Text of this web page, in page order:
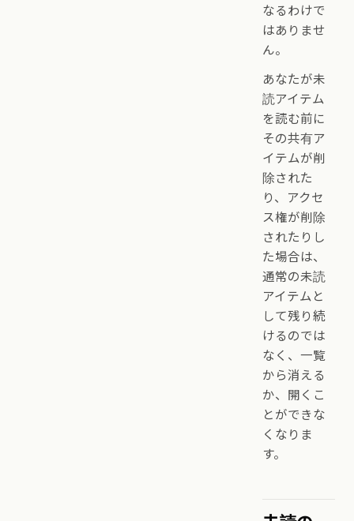
なるわけで
はありませ
ん。
あなたが未
読アイテム
を読む前に
その共有ア
イテムが削
除された
り、アクセ
ス権が削除
されたりし
た場合は、
通常の未読
アイテムと
して残り続
けるのでは
なく、一覧
から消える
か、開くこ
とができな
くなりま
す。